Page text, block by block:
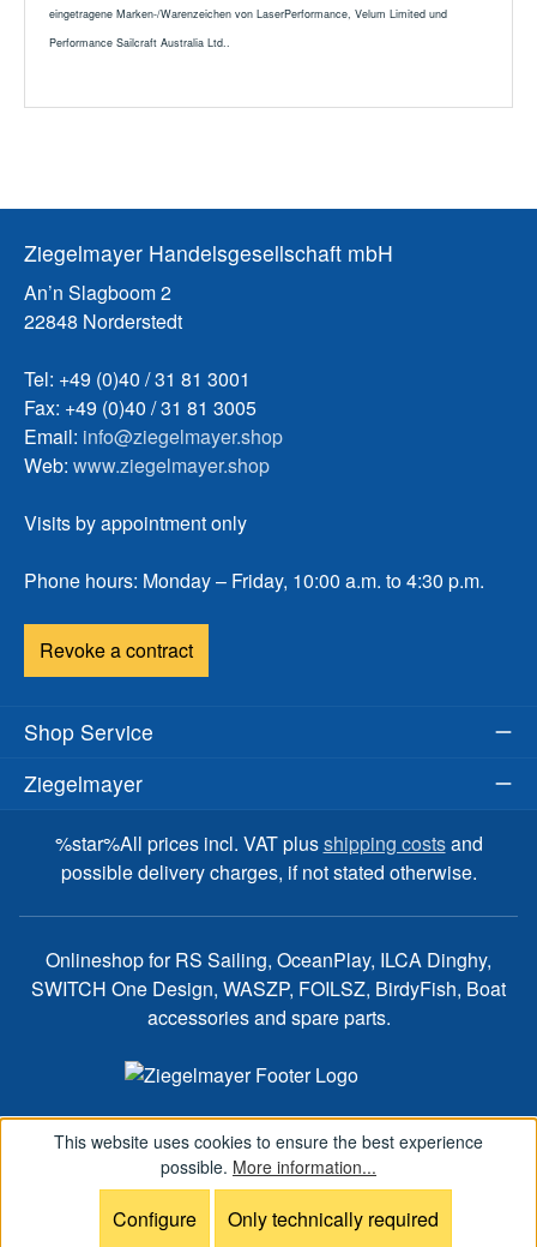
eingetragene Marken-/Warenzeichen von LaserPerformance, Velum Limited und
Performance Sailcraft Australia Ltd..
Ziegelmayer Handelsgesellschaft mbH
An’n Slagboom 2
22848 Norderstedt
Tel: +49 (0)40 / 31 81 3001
Fax: +49 (0)40 / 31 81 3005
Email: info@ziegelmayer.shop
Web: www.ziegelmayer.shop
Visits by appointment only
Phone hours: Monday – Friday, 10:00 a.m. to 4:30 p.m.
Revoke a contract
Shop Service
Ziegelmayer
%star%All prices incl. VAT plusshipping costsand
possible delivery charges, if not stated otherwise.
Onlineshop for RS Sailing, OceanPlay, ILCA Dinghy,
SWITCH One Design, WASZP, FOILSZ, BirdyFish, Boat
accessories and spare parts.
This website uses cookies to ensure the best experience
possible. More information...
Only technically required
Configure